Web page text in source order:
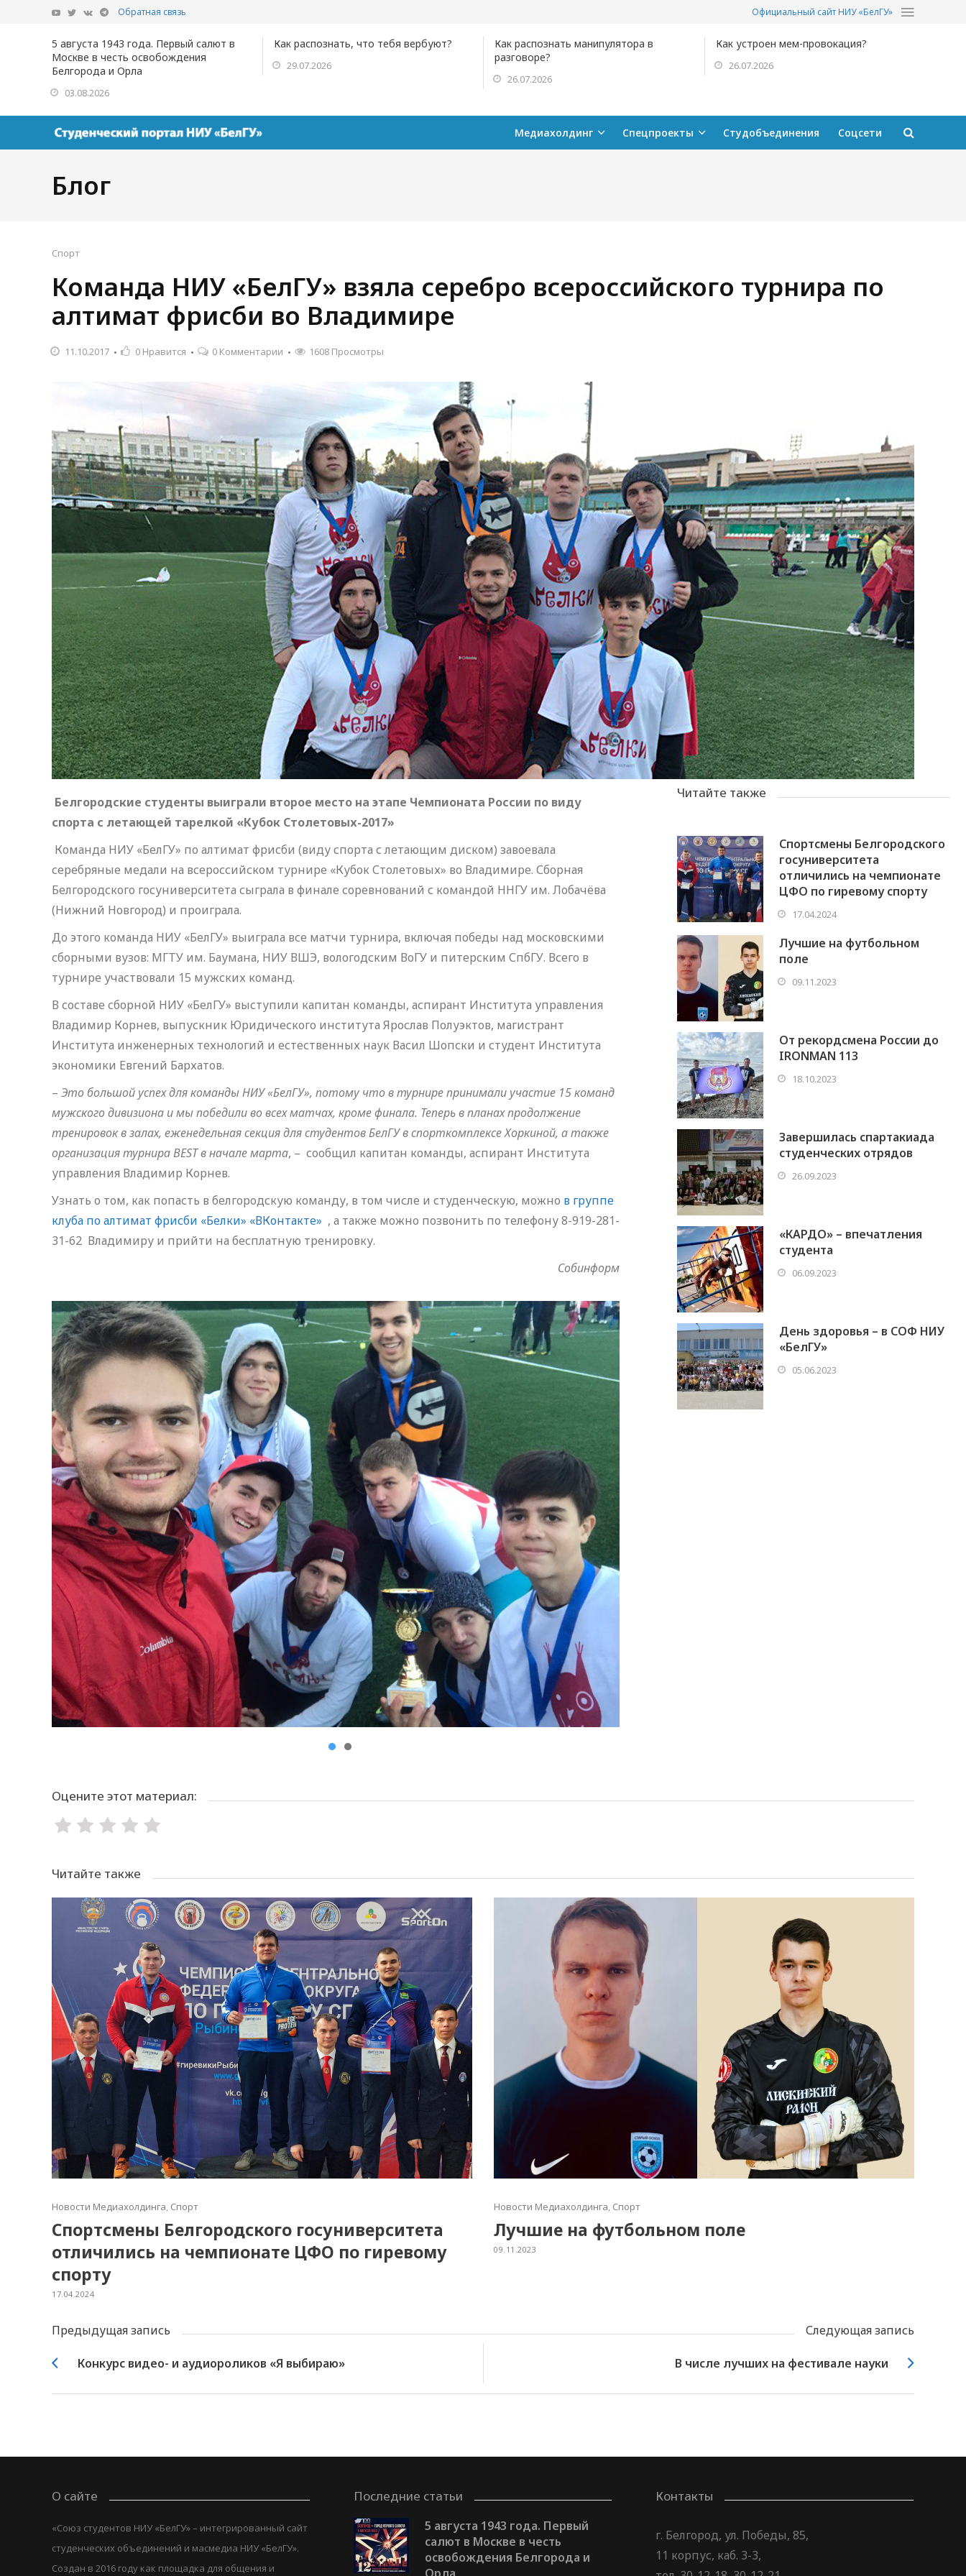
Обратная связь Официальный сайт НИУ «БелГУ»
5 августа 1943 года. Первый салют в
Москве в честь освобождения
Белгорода и Орла
03.08.2026
Как распознать, что тебя вербуют?
29.07.2026
Как распознать манипулятора в
разговоре?
26.07.2026
Как устроен мем-провокация?
26.07.2026
Медиахолдинг Спецпроекты Студобъединения Соцсети
Блог
Спорт
Команда НИУ «БелГУ» взяла серебро всероссийского турнира по
алтимат фрисби во Владимире
11.10.2017 0 Нравится 0 Комментарии 1608 Просмотры
Белгородские студенты выиграли второе место на этапе Чемпионата России по виду
спорта с летающей тарелкой «Кубок Столетовых-2017»
Команда НИУ «БелГУ» по алтимат фрисби (виду спорта с летающим диском) завоевала
серебряные медали на всероссийском турнире «Кубок Столетовых» во Владимире. Сборная
Белгородского госуниверситета сыграла в финале соревнований с командой ННГУ им. Лобачёва
(Нижний Новгород) и проиграла.
До этого команда НИУ «БелГУ» выиграла все матчи турнира, включая победы над московскими
сборными вузов: МГТУ им. Баумана, НИУ ВШЭ, вологодским ВоГУ и питерским СпбГУ. Всего в
турнире участвовали 15 мужских команд.
В составе сборной НИУ «БелГУ» выступили капитан команды, аспирант Института управления
Владимир Корнев, выпускник Юридического института Ярослав Полуэктов, магистрант
Института инженерных технологий и естественных наук Васил Шопски и студент Института
экономики Евгений Бархатов.
– Это большой успех для команды НИУ «БелГУ», потому что в турнире принимали участие 15 команд
мужского дивизиона и мы победили во всех матчах, кроме финала. Теперь в планах продолжение
тренировок в залах, еженедельная секция для студентов БелГУ в спорткомплексе Хоркиной, а также
организация турнира BEST в начале марта, – сообщил капитан команды, аспирант Института
управления Владимир Корнев.
Узнать о том, как попасть в белгородскую команду, в том числе и студенческую, можно в группе
клуба по алтимат фрисби «Белки» «ВКонтакте» , а также можно позвонить по телефону 8-919-281-
31-62 Владимиру и прийти на бесплатную тренировку.
Собинформ
Читайте также
Спортсмены Белгородского
госуниверситета
отличились на чемпионате
ЦФО по гиревому спорту
17.04.2024
Лучшие на футбольном
поле
09.11.2023
От рекордсмена России до
IRONMAN 113
18.10.2023
Завершилась спартакиада
студенческих отрядов
26.09.2023
«КАРДО» – впечатления
студента
06.09.2023
День здоровья – в СОФ НИУ
«БелГУ»
05.06.2023
Оцените этот материал:
Читайте также
Новости Медиахолдинга Спорт
Спортсмены Белгородского госуниверситета
отличились на чемпионате ЦФО по гиревому
спорту
17.04.2024
Новости Медиахолдинга Спорт
Лучшие на футбольном поле
09.11.2023
Предыдущая запись Следующая запись
Конкурс видео- и аудиороликов «Я выбираю» В числе лучших на фестивале науки
О сайте
«Союз студентов НИУ «БелГУ» – интегрированный сайт
студенческих объединений и масмедиа НИУ «БелГУ».
Создан в 2016 году как площадка для общения и
Последние статьи
5 августа 1943 года. Первый
салют в Москве в честь
освобождения Белгорода и
Орла
Контакты
г. Белгород, ул. Победы, 85,
11 корпус, каб. 3-3,